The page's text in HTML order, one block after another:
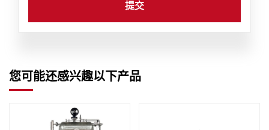
提交
您可能还感兴趣以下产品